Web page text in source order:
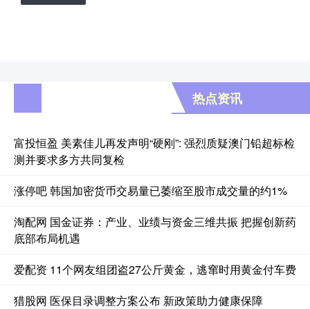
热点资讯
富投恒盈 美素佳儿再发声明“硬刚”: 强烈质疑澳门铅超标检
测并要求多方共同复检
涨停吧 韩国加密货币交易量已萎缩至股市成交量的约1%
淘配网 国金证券：产业、业绩与资金三维共振 把握创新药
底部布局机遇
爱配资 11个网友组团盗27公斤黄金，逃窜时用黄金付车费
猎股网 医保目录调整方案公布 新政策助力健康保障